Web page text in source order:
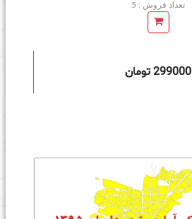
تعداد فروش : 5
299000 تومان